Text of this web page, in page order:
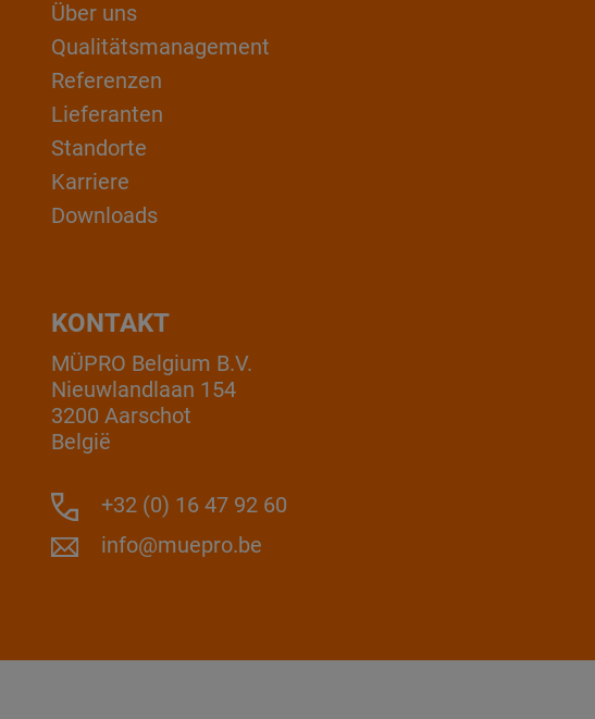
Über uns
Qualitätsmanagement
Referenzen
Lieferanten
Standorte
Karriere
Downloads
KONTAKT
MÜPRO Belgium B.V.
Nieuwlandlaan 154
3200 Aarschot
België
+32 (0) 16 47 92 60
info@muepro.be